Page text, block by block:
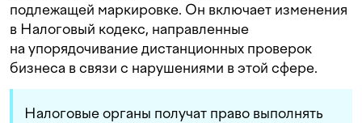
подлежащей маркировке. Он включает изменения
в Налоговый кодекс, направленные
на упорядочивание дистанционных проверок
бизнеса в связи с нарушениями в этой сфере.
Налоговые органы получат право выполнять